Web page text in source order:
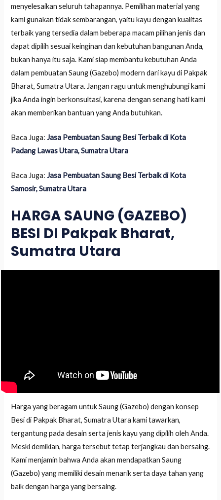
menyelesaikan seluruh tahapannya. Pemilihan material yang
kami gunakan tidak sembarangan, yaitu kayu dengan kualitas
terbaik yang tersedia dalam beberapa macam pilihan jenis dan
dapat dipilih sesuai keinginan dan kebutuhan bangunan Anda,
bukan hanya itu saja. Kami siap membantu kebutuhan Anda
dalam pembuatan Saung (Gazebo) modern dari kayu di Pakpak
Bharat, Sumatra Utara. Jangan ragu untuk menghubungi kami
jika Anda ingin berkonsultasi, karena dengan senang hati kami
akan memberikan bantuan yang Anda butuhkan.
Baca Juga:Jasa Pembuatan Saung Besi Terbaik di Kota
Padang Lawas Utara, Sumatra Utara
Baca Juga:Jasa Pembuatan Saung Besi Terbaik di Kota
Samosir, Sumatra Utara
HARGA SAUNG (GAZEBO)
BESI DI Pakpak Bharat,
Sumatra Utara
Harga yang beragam untuk Saung (Gazebo) dengan konsep
Besi di Pakpak Bharat, Sumatra Utara kami tawarkan,
tergantung pada desain serta jenis kayu yang dipilih oleh Anda.
Meski demikian, harga tersebut tetap terjangkau dan bersaing.
Kami menjamin bahwa Anda akan mendapatkan Saung
(Gazebo) yang memiliki desain menarik serta daya tahan yang
baik dengan harga yang bersaing.